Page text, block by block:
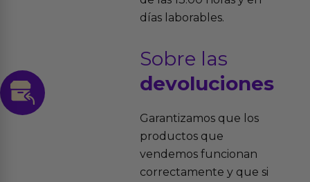
días laborables.
Sobre las
devoluciones
Garantizamos que los
productos que
vendemos funcionan
correctamente y que si